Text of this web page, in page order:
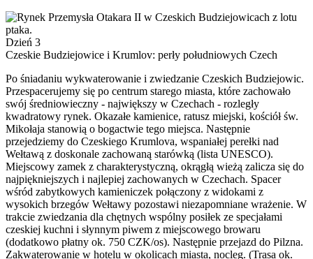
Dzień 3
Czeskie Budziejowice i Krumlov: perły południowych Czech
Po śniadaniu wykwaterowanie i zwiedzanie Czeskich Budziejowic.
Przespacerujemy się po centrum starego miasta, które zachowało
swój średniowieczny - największy w Czechach - rozległy
kwadratowy rynek. Okazałe kamienice, ratusz miejski, kościół św.
Mikołaja stanowią o bogactwie tego miejsca. Następnie
przejedziemy do Czeskiego Krumlova, wspaniałej perełki nad
Wełtawą z doskonale zachowaną starówką (lista UNESCO).
Miejscowy zamek z charakterystyczną, okrągłą wieżą zalicza się do
najpiękniejszych i najlepiej zachowanych w Czechach. Spacer
wśród zabytkowych kamieniczek połączony z widokami z
wysokich brzegów Wełtawy pozostawi niezapomniane wrażenie. W
trakcie zwiedzania dla chętnych wspólny posiłek ze specjałami
czeskiej kuchni i słynnym piwem z miejscowego browaru
(dodatkowo płatny ok. 750 CZK/os). Następnie przejazd do Pilzna.
Zakwaterowanie w hotelu w okolicach miasta, nocleg. (Trasa ok.